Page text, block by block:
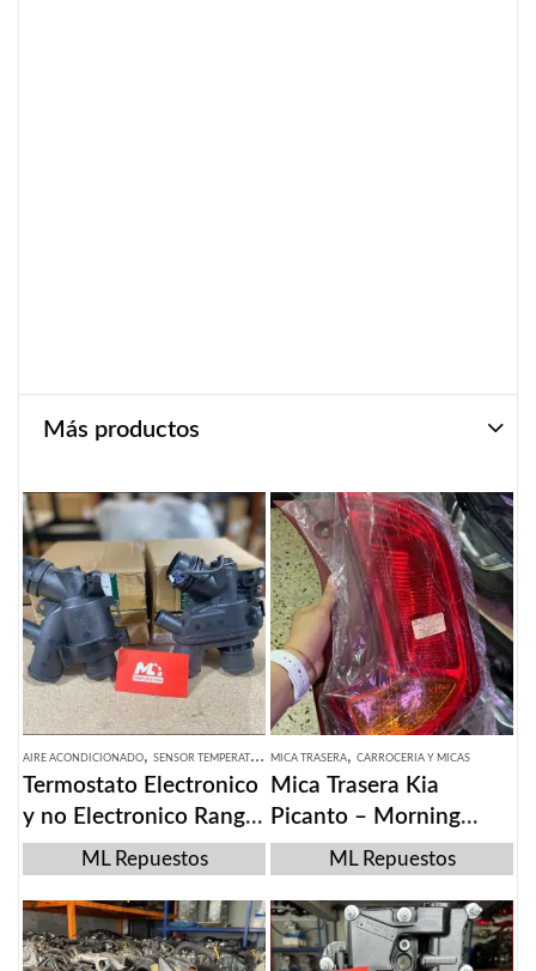
Más productos
AIRE ACONDICIONADO, SENSOR TEMPERATURA EXTERIOR
Termostato Electronico
y no Electronico Range
Rover 2014-2022
ML Repuestos
MICA TRASERA, CARROCERIA Y MICAS
Mica Trasera Kia
Picanto – Morning
2011-2014ML Repuestos